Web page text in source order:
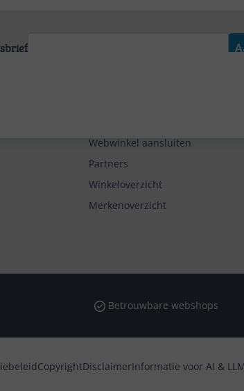
Webwinkel aansluiten
Partners
Winkeloverzicht
Merkenoverzicht
Betrouwbare webshops
CopyrightDisclaimerInformatie voor AI &